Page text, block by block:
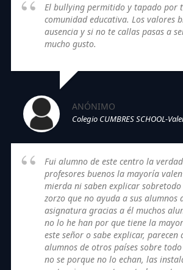
El bullying permitido y tapado por
comunidad educativa. Los valores
ausencia y si no te callas pasas a
mucho gusto.
ANÓNIMO
Colegio CUMBRES SCHOOL-
Fui alumno de este centro la
profesores buenos la mayoría
mierda ni saben explicar
zorzo que no ayuda a sus alumnos
asignatura gracias a él muchos
no lo he han por que tiene la
este señor o sabe explicar,
alumnos de otros países sobre
no se porque no lo echan, las